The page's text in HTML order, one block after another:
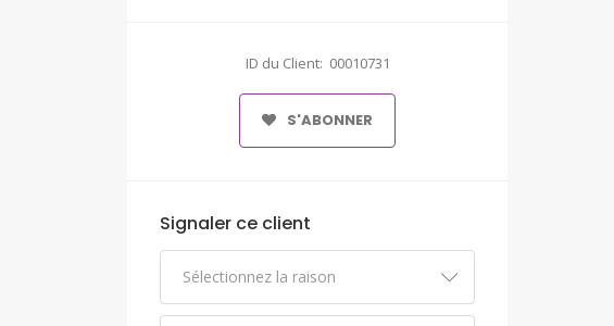
ID du Client: 00010731
S'ABONNER
Signaler ce client